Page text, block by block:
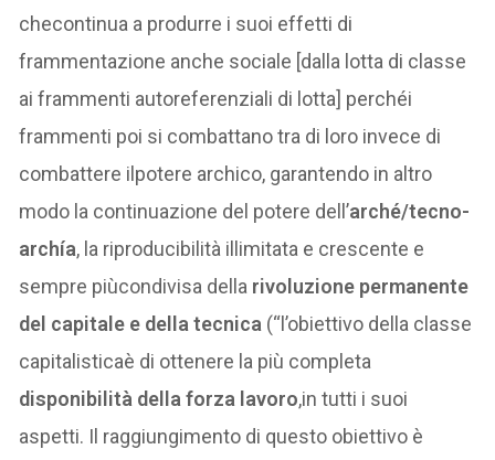
checontinua a produrre i suoi effetti di
frammentazione anche sociale [dalla lotta di classe
ai frammenti autoreferenziali di lotta] perchéi
frammenti poi si combattano tra di loro invece di
combattere ilpotere archico, garantendo in altro
modo la continuazione del potere dell’arché/tecno-
archía, la riproducibilità illimitata e crescente e
sempre piùcondivisa della rivoluzione permanente
del capitale e della tecnica (“l’obiettivo della classe
capitalisticaè di ottenere la più completa
disponibilità della forza lavoro,in tutti i suoi
aspetti. Il raggiungimento di questo obiettivo è